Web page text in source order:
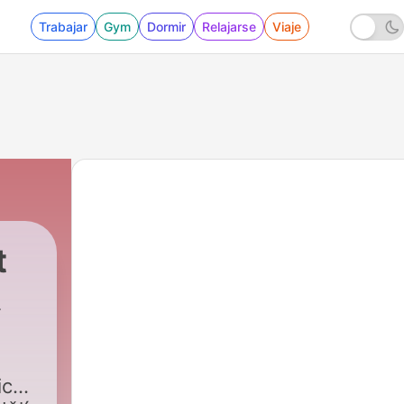
Trabajar Gym Dormir Relajarse Viaje